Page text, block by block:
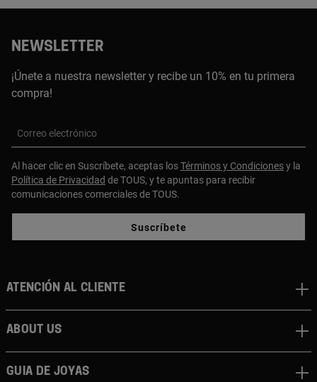
NEWSLETTER
¡Únete a nuestra newsletter y recibe un 10% en tu primera
compra!
Correo electrónico
Al hacer clic en Suscríbete, aceptas losTérminos y Condicionesy la
Política de Privacidad de TOUS, y te apuntas para recibir
comunicaciones comerciales de TOUS.
Suscríbete
Atención al cliente
About us
Guia de joyas